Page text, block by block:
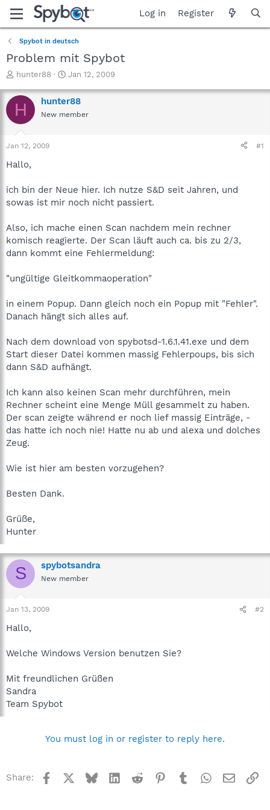
Log in Register
Spybot in deutsch
Problem mit Spybot
T
r
e
a
t
a
e
r
hunter88
S
a
r
t
Jan 12, 2009
H hunter88
New member
Jan 12, 2009 #1
Hallo,
ich bin der Neue hier. Ich nutze S&D seit Jahren, und
sowas ist mir noch nicht passiert.
Also, ich mache einen Scan nachdem mein rechner
komisch reagierte. Der Scan läuft auch ca. bis zu 2/3,
dann kommt eine Fehlermeldung:
"ungültige Gleitkommaoperation"
in einem Popup. Dann gleich noch ein Popup mit "Fehler".
Danach hängt sich alles auf.
Nach dem download von spybotsd-1.6.1.41.exe und dem
Start dieser Datei kommen massig Fehlerpoups, bis sich
dann S&D aufhängt.
Ich kann also keinen Scan mehr durchführen, mein
Rechner scheint eine Menge Müll gesammelt zu haben.
Der scan zeigte während er noch lief massig Einträge, -
das hatte ich noch nie! Hatte nu ab und alexa und dolches
Zeug.
Wie ist hier am besten vorzugehen?
Besten Dank.
Grüße,
Hunter
S spybotsandra
New member
Jan 13, 2009 #2
Hallo,
Welche Windows Version benutzen Sie?
Mit freundlichen Grüßen
Sandra
Team Spybot
You must log in or register to reply here.
Share: Facebook BlueskyLinkedInReddit Pinterest
TumblrWhatsApp
Email